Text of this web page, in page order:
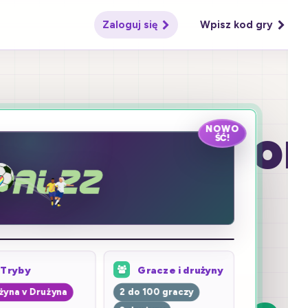
Zaloguj się Wpisz kod gry
dzięki
NOWO
ŚĆ!
Tryby
v Drużyna
Gracze i drużyny
2 do 100 graczy